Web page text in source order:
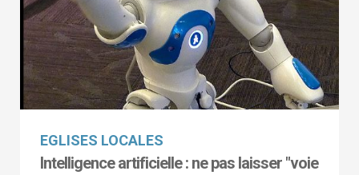
EGLISES LOCALES
Intelligence artificielle : ne pas laisser "voie